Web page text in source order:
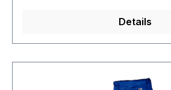
Details